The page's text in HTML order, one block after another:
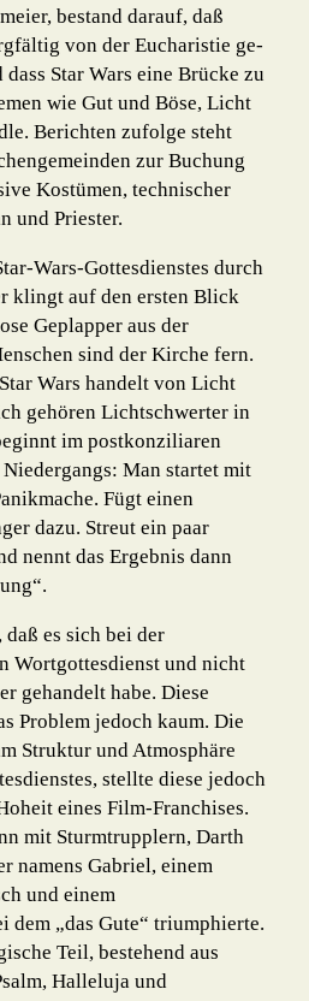
bestand darauf, daß
von der Eucharistie ge­
Star Wars eine Brücke zu
wie Gut und Böse, Licht
Berichten zufolge steht
zur Buchung
Kostümen, technischer
und Priester.
Wars-Gottesdienstes durch
klingt auf den ersten Blick
Geplapper aus der
sind der Kirche fern.
Wars handelt von Licht
gehören Lichtschwerter in
im postkon­zi­li­aren
Man startet mit
Fügt einen
dazu. Streut ein paar
nennt das Ergebnis dann
es sich bei der
Wortgottesdienst und nicht
gehandelt habe. Diese
Problem jedoch kaum. Die
Struktur und Atmosphäre
stellte diese jedoch
eines Film-Franchises.
mit Sturmtrupplern, Darth
namens Gabriel, einem
und einem
dem „das Gute“ triumphierte.
Teil, bestehend aus
Halleluja und